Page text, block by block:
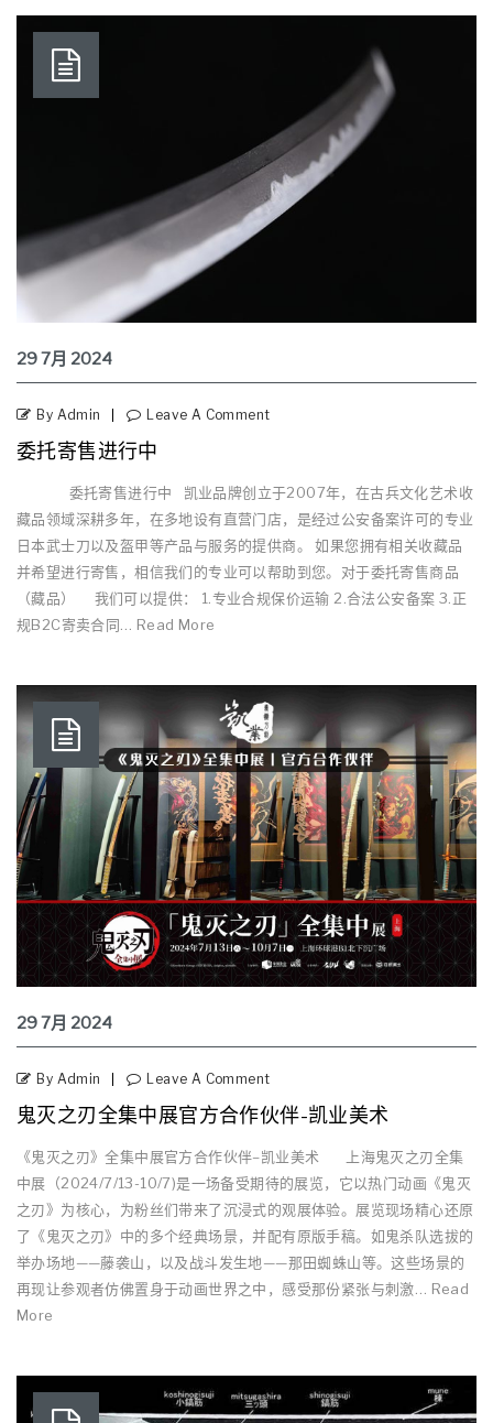
297月 2024
By Admin Leave A Comment
委托寄售进行中
委托寄售进行中 凯业品牌创立于2007年，在古兵文化艺术收
藏品领域深耕多年，在多地设有直营门店，是经过公安备案许可的专业
日本武士刀以及盔甲等产品与服务的提供商。 如果您拥有相关收藏品
并希望进行寄售，相信我们的专业可以帮助到您。对于委托寄售商品
（藏品） 我们可以提供： 1.专业合规保价运输 2.合法公安备案 3.正
规B2C寄卖合同… Read More
297月 2024
By Admin Leave A Comment
鬼灭之刃全集中展官方合作伙伴-凯业美术
《鬼灭之刃》全集中展官方合作伙伴–凯业美术 上海鬼灭之刃全集
中展（2024/7/13-10/7)是一场备受期待的展览，它以热门动画《鬼灭
之刃》为核心，为粉丝们带来了沉浸式的观展体验。展览现场精心还原
了《鬼灭之刃》中的多个经典场景，并配有原版手稿。如鬼杀队选拔的
举办场地——藤袭山，以及战斗发生地——那田蜘蛛山等。这些场景的
再现让参观者仿佛置身于动画世界之中，感受那份紧张与刺激… Read
More